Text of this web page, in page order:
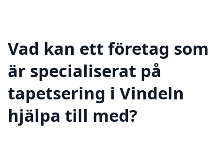
Vad kan ett företag som
är specialiserat på
tapetsering i Vindeln
hjälpa till med?